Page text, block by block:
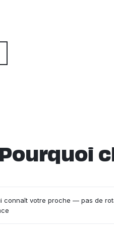
Pourquoi
connaît votre proche — pas de